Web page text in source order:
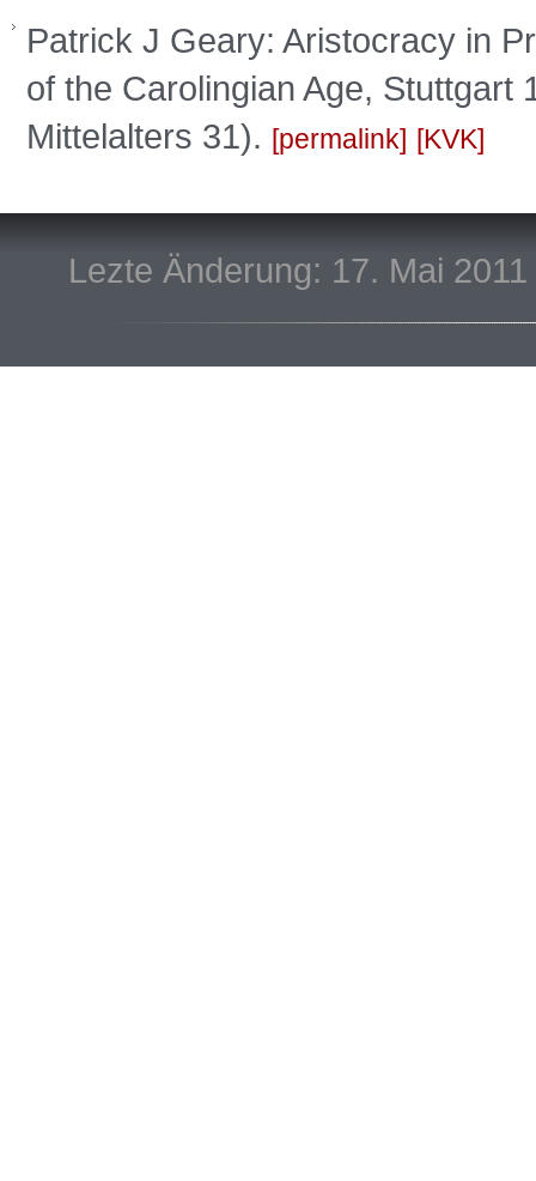
Patrick J Geary: Aristocracy in
of the Carolingian Age,
Mittelalters 31).
permalink KVK
Lezte Änderung: 17. Mai